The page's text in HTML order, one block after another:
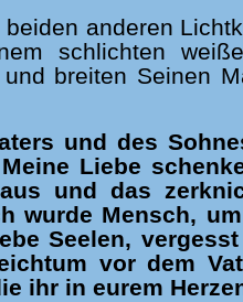
anderen
schlichten
breiten Seinen
und des
Liebe
und das
wurde Mensch,
Seelen,
vor dem
ihr in eurem